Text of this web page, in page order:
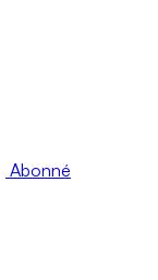
Abonné